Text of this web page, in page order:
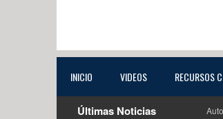
INICIO VIDEOS RECURSOS
Últimas Noticias